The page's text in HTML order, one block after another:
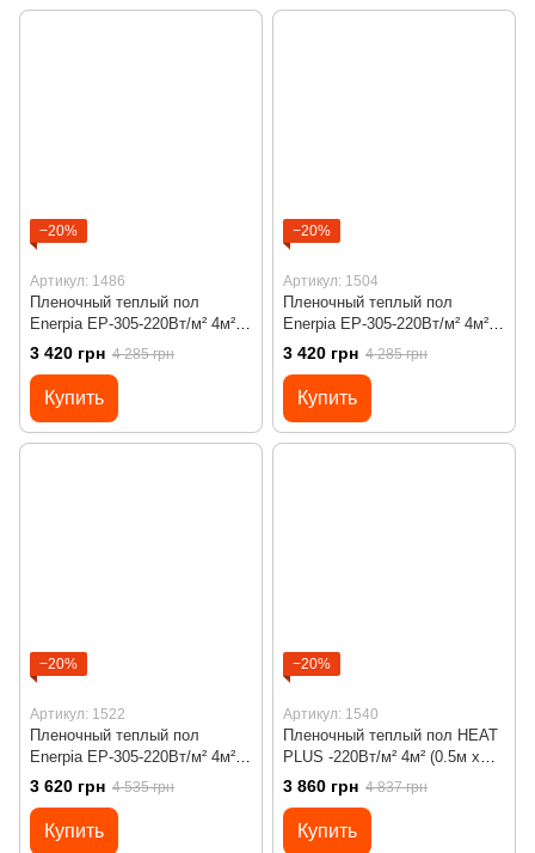
−20%
Артикул: 1486
Пленочный теплый пол
Enerpia EP-305-220Вт/м² 4м²
(0.5м х 8м)/ 880Вт под
ламинат с сенсорным
программируемым
терморегулятором Х55
3 420 грн 4 285 грн
Купить
−20%
Артикул: 1504
Пленочный теплый пол
Enerpia EP-305-220Вт/м² 4м²
(0.5м х 8м)/ 880Вт под
ламинат с сенсорным
программируемым
терморегулятором Х55
черным
3 420 грн 4 285 грн
Купить
−20%
Артикул: 1522
Пленочный теплый пол
Enerpia EP-305-220Вт/м² 4м²
(0.5м х 8м)/ 880Вт под
ламинат с программируемым
терморегулятором Х65 Wi-Fi
3 620 грн 4 535 грн
Купить
−20%
Артикул: 1540
Пленочный теплый пол HEAT
PLUS -220Вт/м² 4м² (0.5м х
8м)/ 880Вт под ламинат с
сенсорным программируемым
терморегулятором Х55
3 860 грн 4 837 грн
Купить